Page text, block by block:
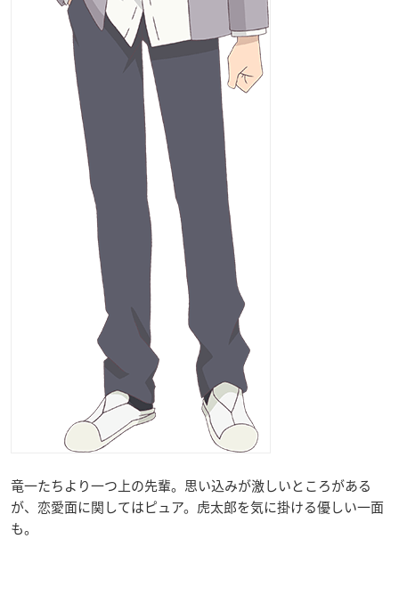
竜一たちより一つ上の先輩。思い込みが激しいところがある
が、恋愛面に関してはピュア。虎太郎を気に掛ける優しい一面
も。